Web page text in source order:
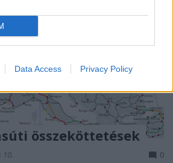
Data Access Privacy Policy
összeköttetések
0